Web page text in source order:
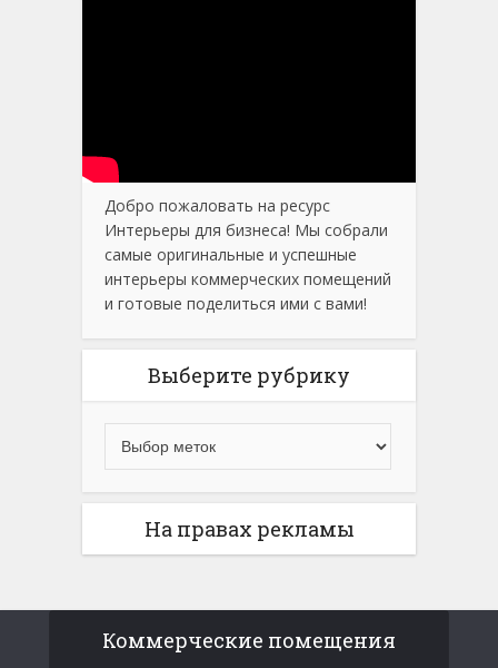
Добро пожаловать на ресурс
Интерьеры для бизнеса! Мы собрали
самые оригинальные и успешные
интерьеры коммерческих помещений
и готовые поделиться ими с вами!
Выберите рубрику
На правах рекламы
Коммерческие помещения